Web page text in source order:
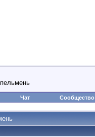
Чат Сообщество